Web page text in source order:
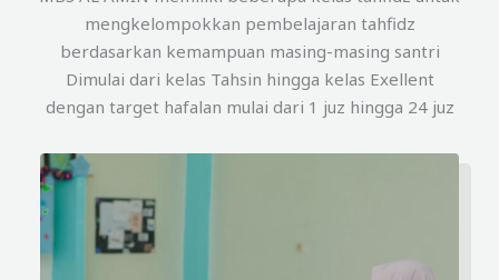
mengkelompokkan pembelajaran tahfidz
berdasarkan kemampuan masing-masing santri
Dimulai dari kelas Tahsin hingga kelas Exellent
dengan target hafalan mulai dari 1 juz hingga 24 juz